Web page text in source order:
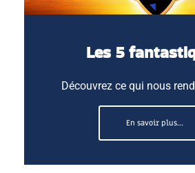
Les 5
Découvrez ce qui nous
En savoir plus...